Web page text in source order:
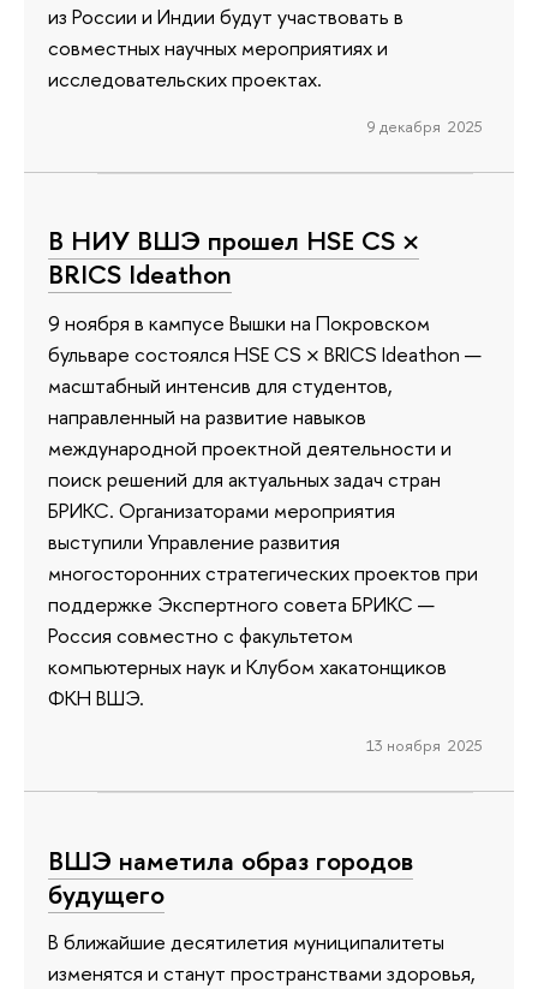
из России и Индии будут участвовать в
совместных научных мероприятиях и
исследовательских проектах.
9 декабря 2025
В НИУ ВШЭ прошел HSE CS ×
BRICS Ideathon
9 ноября в кампусе Вышки на Покровском
бульваре состоялся HSE CS × BRICS Ideathon —
масштабный интенсив для студентов,
направленный на развитие навыков
международной проектной деятельности и
поиск решений для актуальных задач стран
БРИКС. Организаторами мероприятия
выступили Управление развития
многосторонних стратегических проектов при
поддержке Экспертного совета БРИКС —
Россия совместно с факультетом
компьютерных наук и Клубом хакатонщиков
ФКН ВШЭ.
13 ноября 2025
ВШЭ наметила образ городов
будущего
В ближайшие десятилетия муниципалитеты
изменятся и станут пространствами здоровья,